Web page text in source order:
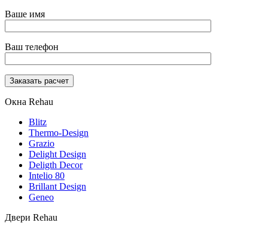
Ваше имя
Ваш телефон
Окна Rehau
Blitz
Thermo-Design
Grazio
Delight Design
Deligth Decor
Intelio 80
Brillant Design
Geneo
Двери Rehau